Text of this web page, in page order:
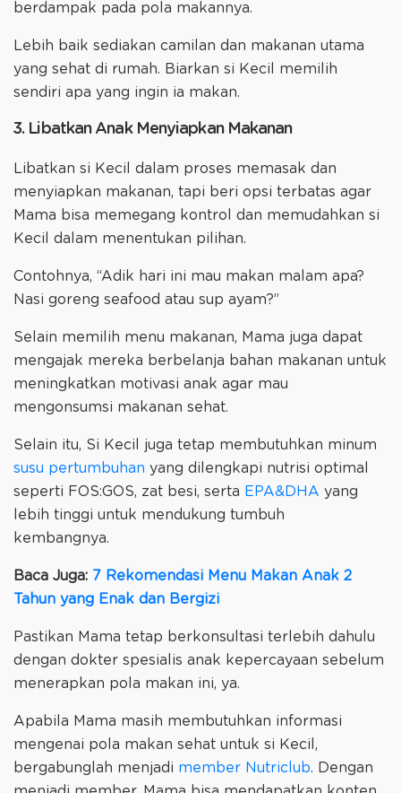
berdampak pada pola makannya.
Lebih baik sediakan camilan dan makanan utama
yang sehat di rumah. Biarkan si Kecil memilih
sendiri apa yang ingin ia makan.
3. Libatkan Anak Menyiapkan Makanan
Libatkan si Kecil dalam proses memasak dan
menyiapkan makanan, tapi beri opsi terbatas agar
Mama bisa memegang kontrol dan memudahkan si
Kecil dalam menentukan pilihan.
Contohnya, “Adik hari ini mau makan malam apa?
Nasi goreng seafood atau sup ayam?”
Selain memilih menu makanan, Mama juga dapat
mengajak mereka berbelanja bahan makanan untuk
meningkatkan motivasi anak agar mau
mengonsumsi makanan sehat.
Selain itu, Si Kecil juga tetap membutuhkan minum
susu pertumbuhan yang dilengkapi nutrisi optimal
seperti FOS:GOS, zat besi, serta EPA&DHA yang
lebih tinggi untuk mendukung tumbuh
kembangnya.
Baca Juga: 7 Rekomendasi Menu Makan Anak 2
Tahun yang Enak dan Bergizi
Pastikan Mama tetap berkonsultasi terlebih dahulu
dengan dokter spesialis anak kepercayaan sebelum
menerapkan pola makan ini, ya.
Apabila Mama masih membutuhkan informasi
mengenai pola makan sehat untuk si Kecil,
bergabunglah menjadi member Nutriclub. Dengan